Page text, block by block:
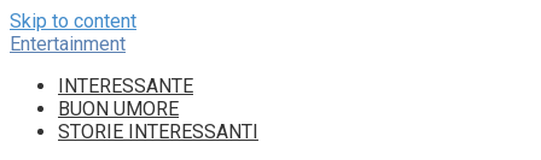
Skip to content
Entertainment
INTERESSANTE
BUON UMORE
STORIE INTERESSANTI